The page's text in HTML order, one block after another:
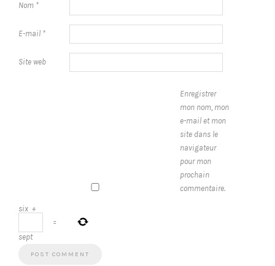
Nom *
E-mail *
Site web
Enregistrer
mon nom, mon
e-mail et mon
site dans le
navigateur
pour mon
prochain
commentaire.
six +
=
sept